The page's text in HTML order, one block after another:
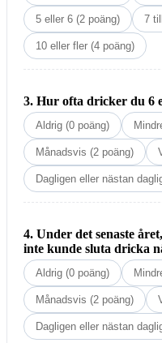
5 eller 6 (2 poäng) 7
10 eller fler (4 poäng)
3. Hur ofta dricker du 6
Aldrig (0 poäng)
Månadsvis (2 poäng)
Dagligen eller nästan
4. Under det senaste
inte kunde sluta dricka
Aldrig (0 poäng)
Månadsvis (2 poäng)
Dagligen eller nästan